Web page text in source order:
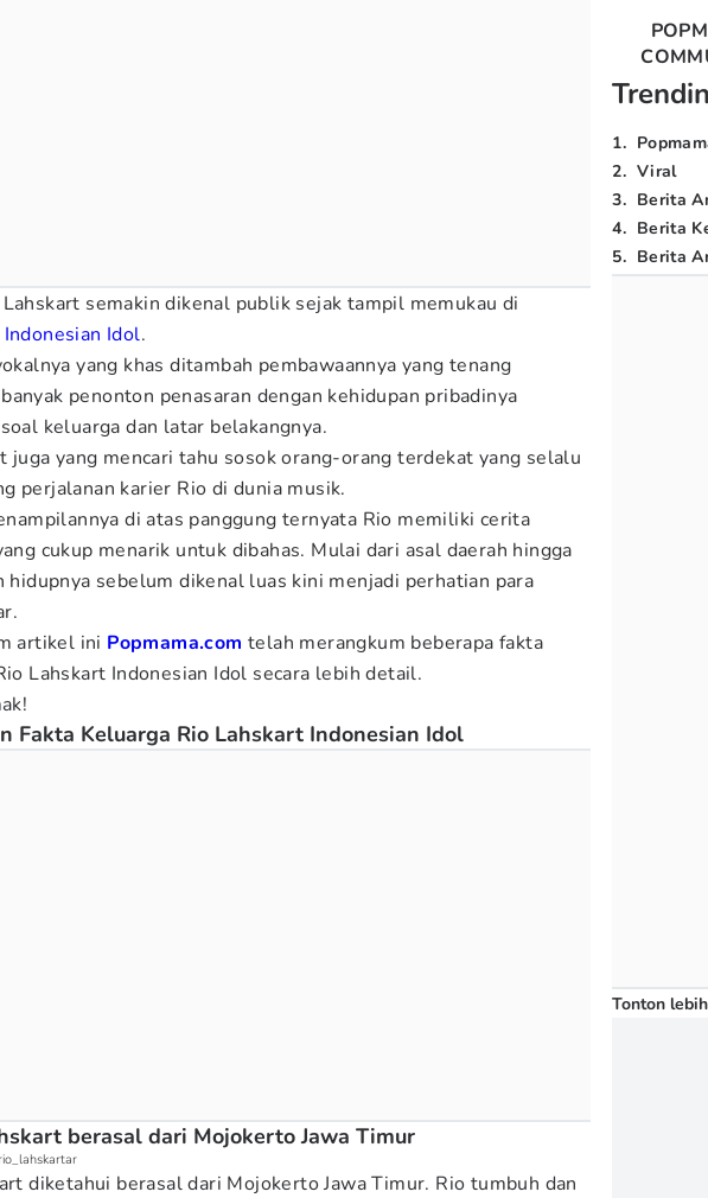
Lahskart semakin dikenal publik sejak tampil memukau di
Indonesian Idol.
yang khas ditambah pembawaannya yang tenang
penonton penasaran dengan kehidupan pribadinya
keluarga dan latar belakangnya.
juga yang mencari tahu sosok orang-orang terdekat yang selalu
perjalanan karier Rio di dunia musik.
di atas panggung ternyata Rio memiliki cerita
cukup menarik untuk dibahas. Mulai dari asal daerah hingga
hidupnya sebelum dikenal luas kini menjadi perhatian para
artikel ini Popmama.com telah merangkum beberapa fakta
Lahskart Indonesian Idol secara lebih detail.
Fakta Keluarga Rio Lahskart Indonesian Idol
berasal dari Mojokerto Jawa Timur
diketahui berasal dari Mojokerto Jawa Timur. Rio tumbuh dan
1.
2. Viral
3. Berita
4. Berita
5. Berita
Tonton